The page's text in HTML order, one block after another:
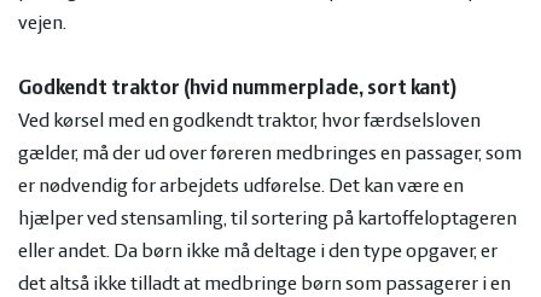
vejen.
Godkendt traktor (hvid nummerplade, sort kant)
Ved kørsel med en godkendt traktor, hvor færdselsloven
gælder, må der ud over føreren medbringes en passager, som
er nødvendig for arbejdets udførelse. Det kan være en
hjælper ved stensamling, til sortering på kartoffeloptageren
eller andet. Da børn ikke må deltage i den type opgaver, er
det altså ikke tilladt at medbringe børn som passagerer i en